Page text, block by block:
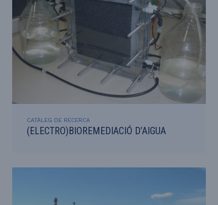
CATÀLEG DE RECERCA
(ELECTRO)BIOREMEDIACIÓ D’AIGUA